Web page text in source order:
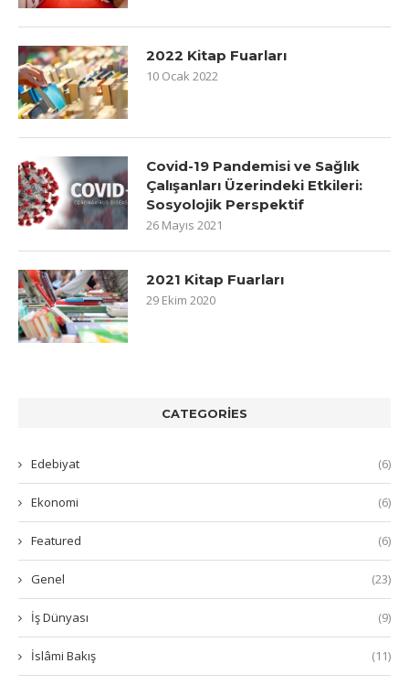
2022 Kitap Fuarları
10 Ocak 2022
Covid-19 Pandemisi ve Sağlık
Çalışanları Üzerindeki Etkileri:
Sosyolojik Perspektif
26 Mayıs 2021
2021 Kitap Fuarları
29 Ekim 2020
CATEGORIES
Edebiyat (6)
Ekonomi (6)
Featured (6)
Genel (23)
İş Dünyası (9)
İslâmi Bakış (11)